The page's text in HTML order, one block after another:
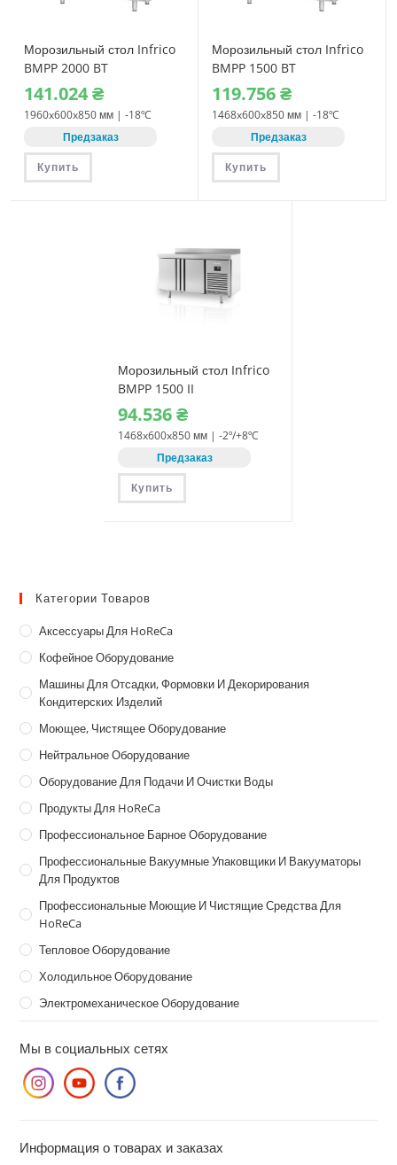
Морозильный стол Infrico
BMPP 2000 BT
141.024₴
1960x600x850 мм | -18ºC
Предзаказ
Купить
Морозильный стол Infrico
BMPP 1500 BT
119.756₴
1468x600x850 мм | -18ºC
Предзаказ
Купить
Морозильный стол Infrico
BMPP 1500 II
94.536₴
1468x600x850 мм | -2º/+8ºC
Предзаказ
Купить
Категории Товаров
Аксессуары Для HoReCa
Кофейное Оборудование
Машины Для Отсадки, Формовки И Декорирования
Кондитерских Изделий
Моющее, Чистящее Оборудование
Нейтральное Оборудование
Оборудование Для Подачи И Очистки Воды
Продукты Для HoReCa
Профессиональное Барное Оборудование
Профессиональные Вакуумные Упаковщики И Вакууматоры
Для Продуктов
Профессиональные Моющие И Чистящие Средства Для
HoReCa
Тепловое Оборудование
Холодильное Оборудование
Электромеханическое Оборудование
Мы в социальных сетях
Информация о товарах и заказах